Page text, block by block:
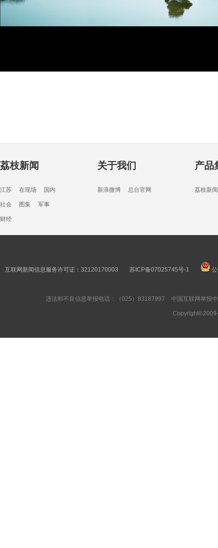
荔枝新闻
江苏 在现场 国内
社会 图集 军事
财经
关于我们
新浪微博 总台官网
产品
荔枝新闻
互联网新闻信息服务许可证：32120170003 苏ICP备07025745号-1
违法和不良信息举报电话：（025）83187997 中国互联网举报